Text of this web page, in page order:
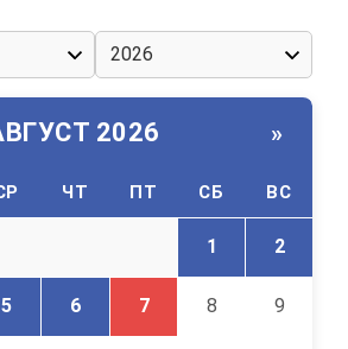
2026 »
ЧТ ПТ СБ ВС
1 2
5 6 7 8 9